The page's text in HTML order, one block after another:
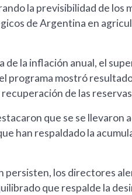
la previsibilidad de
de Argentina en
de la inflación anual, el
programa mostró
de las
que se se
han respaldado la
persisten, los directores
que respalde la